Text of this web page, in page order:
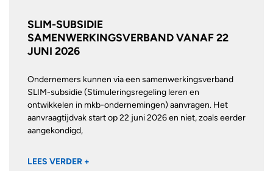
SLIM-SUBSIDIE
SAMENWERKINGSVERBAND VANAF 22
JUNI 2026
Ondernemers kunnen via een samenwerkingsverband
SLIM-subsidie (Stimuleringsregeling leren en
ontwikkelen in mkb-ondernemingen) aanvragen. Het
aanvraagtijdvak start op 22 juni 2026 en niet, zoals eerder
aangekondigd,
LEES VERDER +